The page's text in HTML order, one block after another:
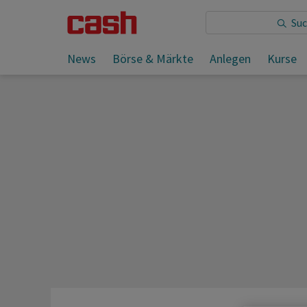
News Börse & Märkte Anlegen Kurse
Sie lesen: